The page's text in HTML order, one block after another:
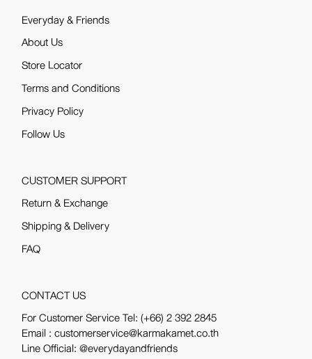
Everyday & Friends
About Us
Store Locator
Terms and Conditions
Privacy Policy
Follow Us
CUSTOMER SUPPORT
Return & Exchange
Shipping & Delivery
FAQ
CONTACT US
For Customer Service Tel:(+66) 2 392 2845
Email : customerservice@karmakamet.co.th
Line Official:@everydayandfriends